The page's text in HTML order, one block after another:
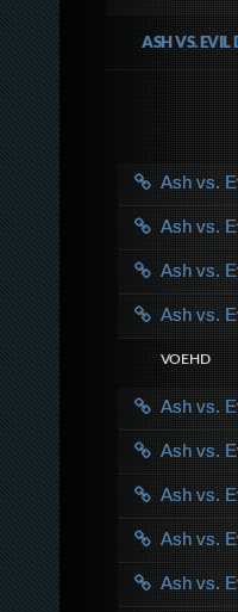
ASH VS. EVIL
Ash vs.
Ash vs.
Ash vs.
Ash vs.
VOE HD
Ash vs.
Ash vs.
Ash vs.
Ash vs.
Ash vs.